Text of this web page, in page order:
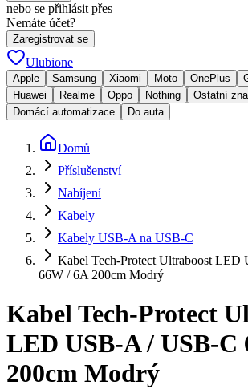
nebo se přihlásit přes
Nemáte účet?
Zaregistrovat se
Ulubione
Apple Samsung Xiaomi Moto OnePlus
Huawei
Realme Oppo Nothing Ostatní
Domácí automatizace
Do auta
Domů
Příslušenství
Nabíjení
Kabely
Kabely USB-A na USB-C
Kabel Tech-Protect Ultraboost LED
66W / 6A 200cm Modrý
Kabel Tech-Protect
LED USB-A / USB-C
200cm Modrý